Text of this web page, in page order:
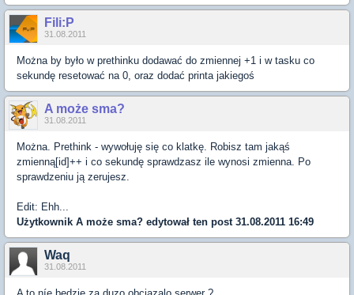
Fili:P
31.08.2011
Można by było w prethinku dodawać do zmiennej +1 i w tasku co
sekundę resetować na 0, oraz dodać printa jakiegoś
A może sma?
31.08.2011
Można. Prethink - wywołuję się co klatkę. Robisz tam jakąś
zmienną[id]++ i co sekundę sprawdzasz ile wynosi zmienna. Po
sprawdzeniu ją zerujesz.
Edit: Ehh...
Użytkownik A może sma? edytował ten post 31.08.2011 16:49
Waq
31.08.2011